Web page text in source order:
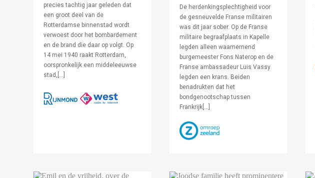
precies tachtig jaar geleden dat
een groot deel van de
Rotterdamse binnenstad wordt
verwoest door het bombardement
en de brand die daar op volgt. Op
14 mei 1940 raakt Rotterdam,
oorspronkelijk een middeleeuwse
stad,[…]
De herdenkingsplechtigheid voor
de gesneuvelde Franse militairen
was dit jaar sober. Op de Franse
militaire begraafplaats in Kapelle
legden alleen waarnemend
burgemeester Fons Naterop en de
Franse ambassadeur Luis Vassy
legden een krans. Beiden
benadrukten dat het
bondgenootschap tussen
Frankrijk[…]